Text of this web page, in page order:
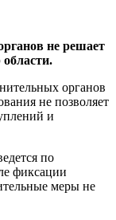
не решает
органов
не позволяет
и
по
фиксации
меры не